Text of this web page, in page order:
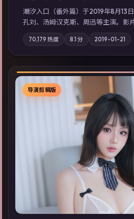
潮汐入口（番外篇）于2019年8月13
孔刘、汤姆·汉克斯、周迅等主演。影
小镇的平静被一封匿名信彻底打破；
站内亦可通过「国产免费观看高清电
型高分佳作，畅享高清在线追剧体验
70,179 热度 8.1 分 2019-01-21
▶
导演剪辑版